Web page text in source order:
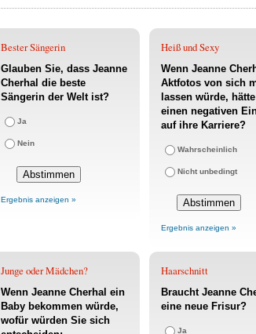
Bester Sängerin
Glauben Sie, dass Jeanne
Cherhal die beste
Sängerin der Welt ist?
Ja
Nein
Ergebnis anzeigen »
Heiß und Sexy
Wenn Jeanne
Aktfotos von sich
lassen würde,
einen negativen
auf ihre Karriere?
Wahrscheinlich
Nicht unbedingt
Ergebnis anzeigen »
Junge oder Mädchen?
Wenn Jeanne Cherhal ein
Baby bekommen würde,
wofür würden Sie sich
Haarschnitt
Braucht Jeanne
eine neue Frisur?
Ja